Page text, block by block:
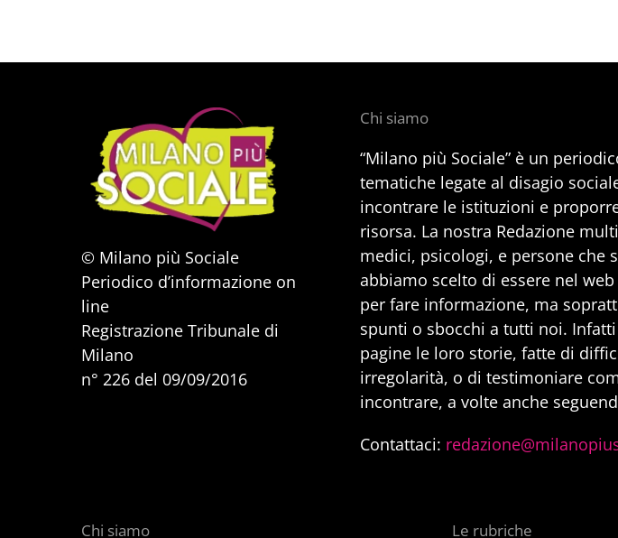
© Milano più Sociale
Periodico d’informazione on
line
Registrazione Tribunale di
Milano
n° 226 del 09/09/2016
Chi siamo
“Milano più Sociale” è un
tematiche legate al disagio
incontrare le istituzioni e
risorsa. La nostra Redazione
medici, psicologi, e persone che
abbiamo scelto di essere nel
per fare informazione, ma
spunti o sbocchi a tutti noi.
pagine le loro storie, fatte di
irregolarità, o di testimoniare
incontrare, a volte anche
Contattaci:
Chi siamo Le rubriche